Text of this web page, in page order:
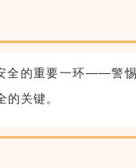
全的重要一环——警
关键。